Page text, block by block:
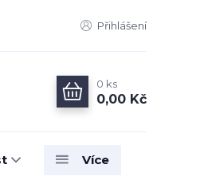
Přihlášení
0 ks
0,00 Kč
Více